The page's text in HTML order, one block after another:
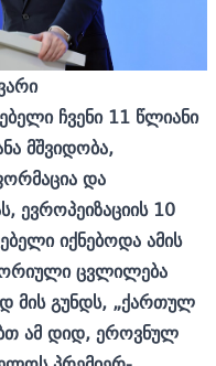
ჩვენი 11 წლიანი
მშვიდობა,
და
ევროპეიზაციის 10
იქნებოდა ამის
ცვლილება
მის გუნდს, „ქართულ
ამ დიდ, ეროვნულ